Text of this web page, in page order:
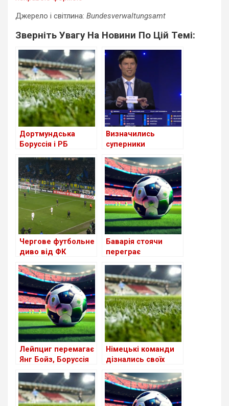
Джерело і світлина: Bundesverwaltungsamt
Зверніть Увагу На Новини По Цій Темі:
Дортмундська
Борусcія і РБ
офф Ліги Чемпіонів
Визначились
суперники
Євро-2024 (+Відео)
Чергове футбольне
диво від ФК
Німеччини (+Відео)
Баварія стоячи
переграє
Юнайтед, Уніон дає
бій Реалу
Лейпциг перемагає
Янг Бойз, Боруссія
ПСЖ та фінішує
першою
Німецькі команди
дізнались своїх
фіналу Ліги
Чемпіонів